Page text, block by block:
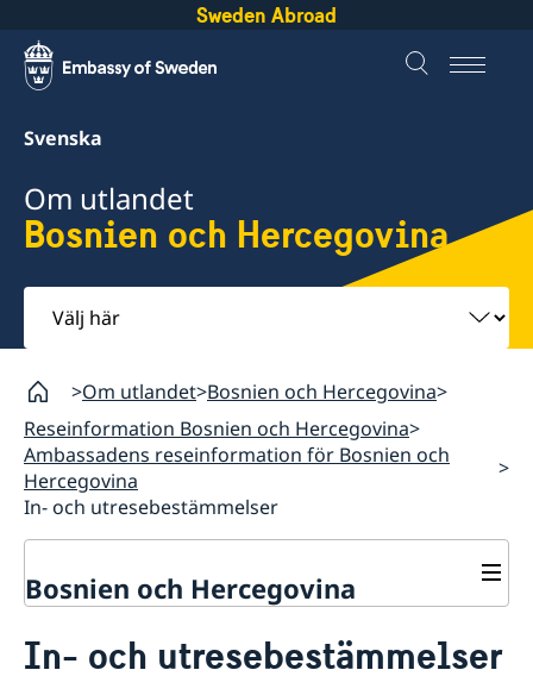
Sweden Abroad
Svenska
Om utlandet
Bosnien och Hercegovina
Välj
här
Om utlandet Bosnien och Hercegovina
Reseinformation Bosnien och Hercegovina
Ambassadens reseinformation för Bosnien och
Hercegovina
In- och utresebestämmelser
Bosnien och Hercegovina
Hjälp till svenskar i Bosnien och
In- och utresebestämmelser